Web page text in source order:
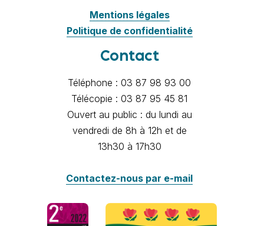
Mentions légales
Politique de confidentialité
Contact
Téléphone : 03 87 98 93 00
Télécopie : 03 87 95 45 81
Ouvert au public : du lundi au
vendredi de 8h à 12h et de
13h30 à 17h30
Contactez-nous par e-mail